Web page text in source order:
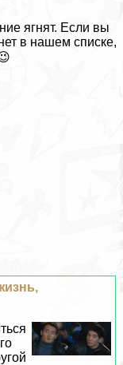
ягнят. Если вы
в нашем списке,